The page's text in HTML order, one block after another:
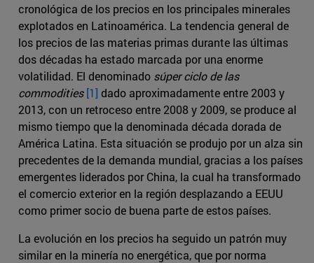
cronológica de los precios en los principales minerales
explotados en Latinoamérica. La tendencia general de
los precios de las materias primas durante las últimas
dos décadas ha estado marcada por una enorme
volatilidad. El denominado súper ciclo de las
commodities [1] dado aproximadamente entre 2003 y
2013, con un retroceso entre 2008 y 2009, se produce al
mismo tiempo que la denominada década dorada de
América Latina. Esta situación se produjo por un alza sin
precedentes de la demanda mundial, gracias a los países
emergentes liderados por China, la cual ha transformado
el comercio exterior en la región desplazando a EEUU
como primer socio de buena parte de estos países.
La evolución en los precios ha seguido un patrón muy
similar en la minería no energética, que por norma